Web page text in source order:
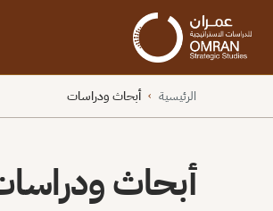
الرئيسية › أبحاث ودراسات
أبحاث